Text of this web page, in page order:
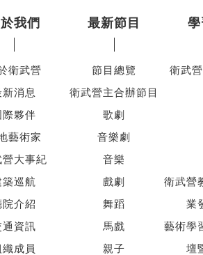
我們
衛武營
新消息
際夥伴
藝術家
營大事紀
築巡航
院介紹
通資訊
織成員
最新節目
節目總覽
衛武營主合辦節目
歌劇
音樂劇
音樂
戲劇
舞蹈
馬戲
親子
衛武
衛武營
業
藝術學
壇